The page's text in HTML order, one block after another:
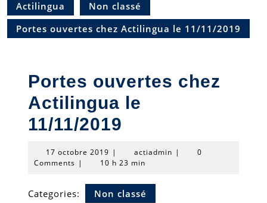
Actilingua
Non classé
Portes ouvertes chez Actilingua le 11/11/2019
Portes ouvertes chez
Actilingua le
11/11/2019
17 octobre 2019 17
octobre
| actiadmin actiadmin
|
0
Comments | 10 h 23 min
Categories: Non classé